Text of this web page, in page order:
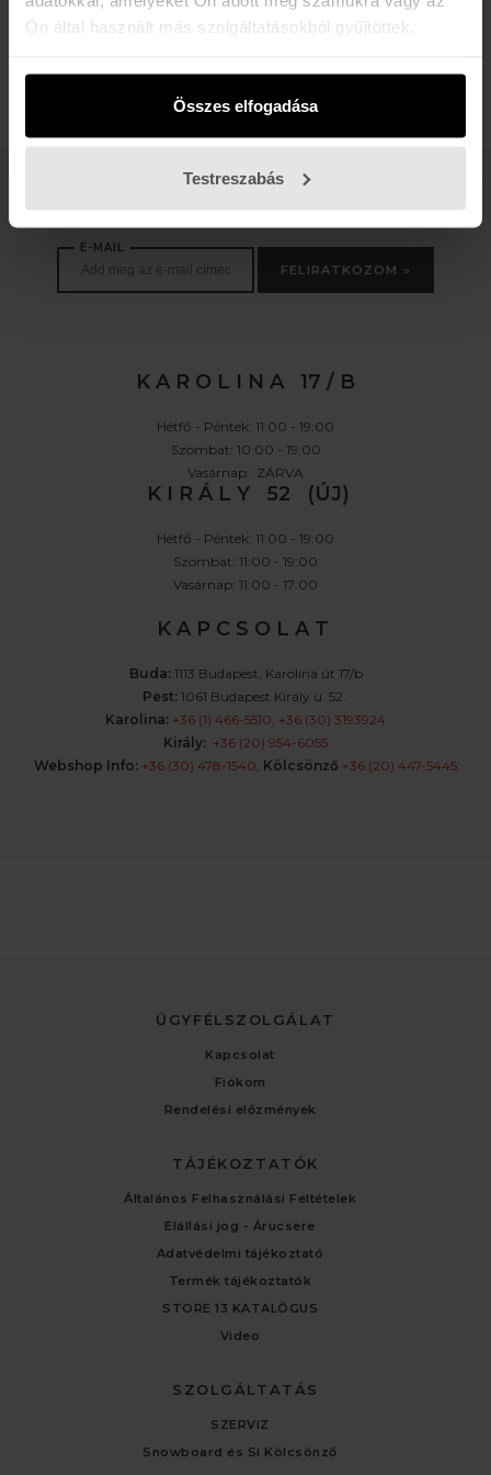
Ön által használt más szolgáltatásokból gyűjtöttek.
Összes elfogadása
Testreszabás
sportoláshoz és mindennapi használatra egyaránt prémium választást
jelentenek.
E-MAIL
FELIRATKOZOM »
K A R O L I N A 17 / B
Hétfő - Péntek: 11:00 - 19:00
Szombat: 10:00 - 19:00
Vasárnap: ZÁRVA
K I R Á L Y 52 (ÚJ)
Hétfő - Péntek: 11:00 - 19:00
Szombat: 11:00 - 19:00
Vasárnap: 11:00 - 17:00
K A P C S O L A T
Buda: 1113 Budapest, Karolina út 17/b
Pest: 1061 Budapest Király u. 52.
Karolina: +36 (1) 466-5510 +36 (30) 3193924
Király: +36 (20) 954-6055
Webshop Info: +36 (30) 478-1540 Kölcsönző +36 (20) 447-5445
ÜGYFÉLSZOLGÁLAT
Kapcsolat
Fiókom
Rendelési előzmények
TÁJÉKOZTATÓK
Általános Felhasználási Feltételek
Elállási jog - Árucsere
Adatvédelmi tájékoztató
Termék tájékoztatók
STORE 13 KATALÓGUS
Video
SZOLGÁLTATÁS
SZERVIZ
Snowboard és Sí Kölcsönző